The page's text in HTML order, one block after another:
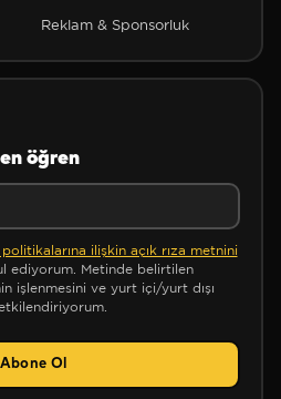
Reklam & Sponsorluk
öğren
ilişkin açık rıza metnini
ediyorum. Metinde belirtilen
işlenmesini ve yurt içi/yurt dışı
Abone Ol